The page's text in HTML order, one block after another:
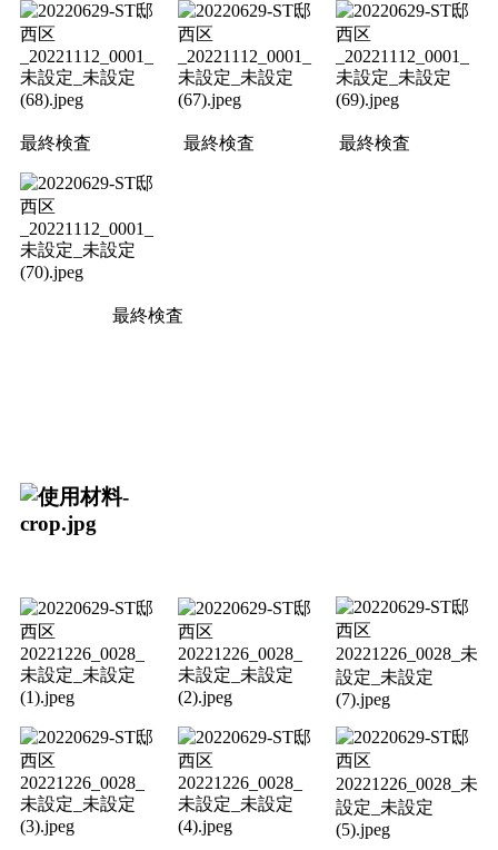
最終検査 最終検査 最終検査
最終検査